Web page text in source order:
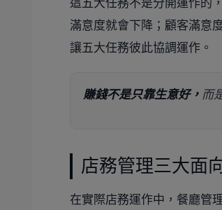
這五大任務不是分開運作的
滿意度就會下降；顧客滿意
讓五大任務彼此協調運作。
賺錢不是只靠生意好， 而
店務管理三大面
在實際店務運作中，餐廳管